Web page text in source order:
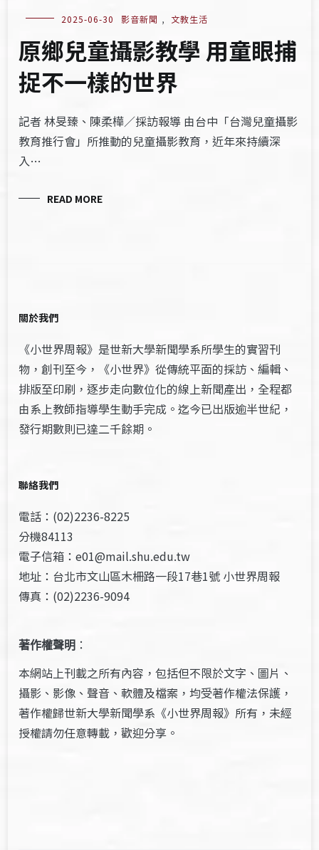
2025-06-30 影音新聞 , 文教生活
原鄉兒童攝影教學 用童眼捕
捉不一樣的世界
記者 林旻臻、陳柔樺／採訪報導 由台中「台灣兒童攝影
教育推行會」所推動的兒童攝影教育，近年來持續深
入…
READ MORE
關於我們
《小世界周報》是世新大學新聞學系所學生的實習刊
物，創刊至今，《小世界》從傳統平面的採訪、編輯、
排版至印刷，逐步走向數位化的線上新聞產出，全程都
由系上教師指導學生動手完成。迄今已出版逾半世紀，
發行期數則已達二千餘期。
聯絡我們
電話：(02)2236-8225
分機84113
電子信箱：e01@mail.shu.edu.tw
地址：台北市文山區木柵路一段17巷1號 小世界周報
傳真：(02)2236-9094
著作權聲明 ：
本網站上刊載之所有內容，包括但不限於文字、圖片、
攝影、影像、聲音、軟體及檔案，均受著作權法保護，
著作權歸世新大學新聞學系《小世界周報》所有，未經
授權請勿任意轉載，歡迎分享。